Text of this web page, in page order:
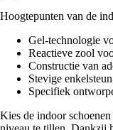
Hoogtepunten van de
Gel-technologie
Reactieve zool
Constructie van
Stevige
Specifiek
Kies de indoor